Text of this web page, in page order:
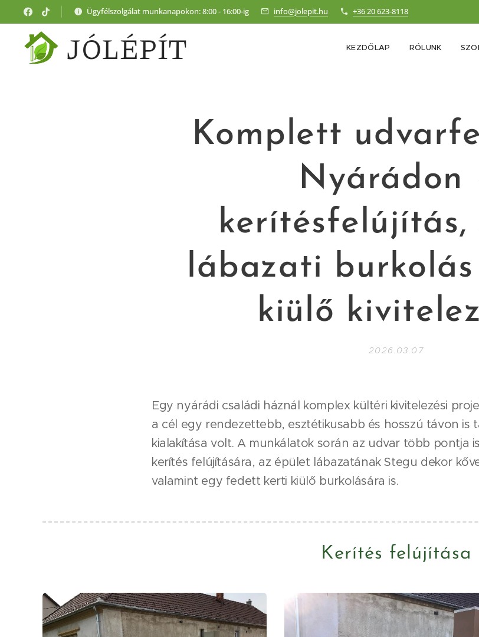
Ügyfélszolgálat munkanapokon: 8:00 - 16:00-ig info@jolepit.hu +36 20 623-8118
JÓLÉPÍT KEZDŐLAP RÓLUNK
Komplett
Nyárádon
kerítésfelújítás,
lábazati
kiülő
2026.03.07
Egy nyárádi családi háznál komplex kültéri kivitelezési
a cél egy rendezettebb, esztétikusabb és hosszú távon is
kialakítása volt. A munkálatok során az udvar több pontja
kerítés felújítására, az épület lábazatának Stegu dekor
valamint egy fedett kerti kiülő burkolására is.
Kerítés felújítása